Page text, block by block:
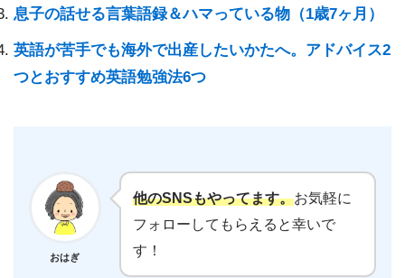
息子の話せる言葉語録＆ハマっている物（1歳7ヶ月）
英語が苦手でも海外で出産したいかたへ。アドバイス2
つとおすすめ英語勉強法6つ
おはぎ
他のSNSもやってます。お気軽に
フォローしてもらえると幸いで
す！